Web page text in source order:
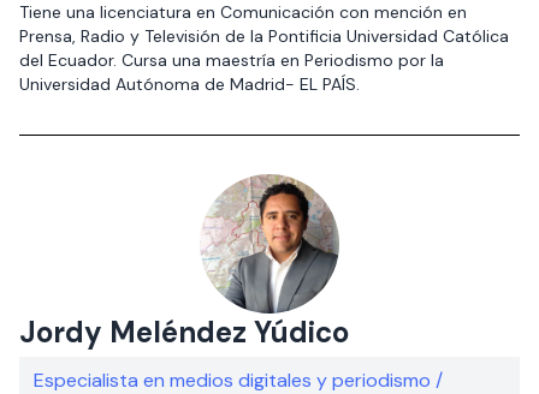
Tiene una licenciatura en Comunicación con mención en
Prensa, Radio y Televisión de la Pontificia Universidad Católica
del Ecuador. Cursa una maestría en Periodismo por la
Universidad Autónoma de Madrid- EL PAÍS.
Jordy Meléndez Yúdico
Especialista en medios digitales y periodismo /